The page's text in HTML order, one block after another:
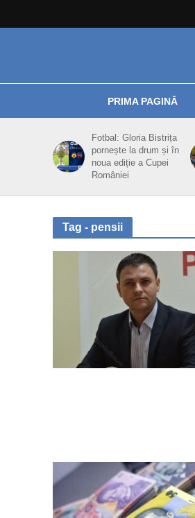
PRIMA PAGINĂ
Fotbal: Gloria Bistrița
pornește la drum și în
noua ediție a Cupei
României
Tag - pensii